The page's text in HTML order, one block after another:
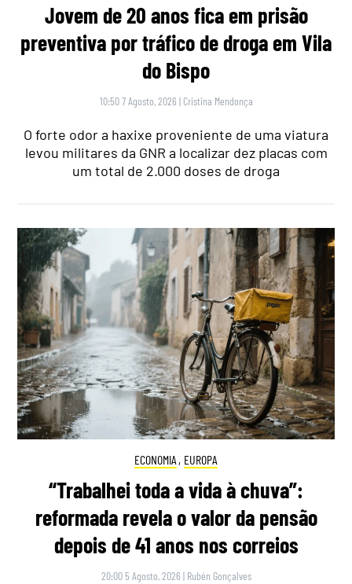
Jovem de 20 anos fica em prisão
preventiva por tráfico de droga em Vila
do Bispo
10:50 7 Agosto, 2026 | Cristina Mendonça
O forte odor a haxixe proveniente de uma viatura
levou militares da GNR a localizar dez placas com
um total de 2.000 doses de droga
ECONOMIA , EUROPA
“Trabalhei toda a vida à chuva”:
reformada revela o valor da pensão
depois de 41 anos nos correios
20:00 5 Agosto, 2026 | Rubén Gonçalves